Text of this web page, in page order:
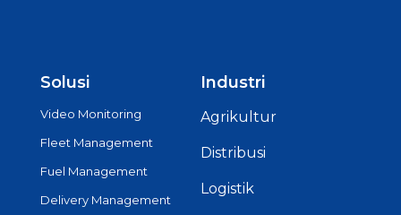
Solusi
Video Monitoring
Fleet Management
Fuel Management
Delivery Management
Industri
Agrikultur
Distribusi
Logistik